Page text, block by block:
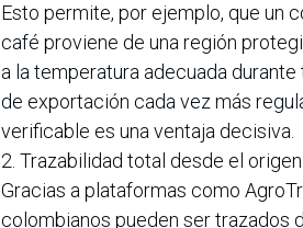
Esto permite, por ejemplo, que un
café proviene de una región
a la temperatura adecuada
de exportación cada vez más
verificable es una ventaja decisiva.
2. Trazabilidad total desde el origen
Gracias a plataformas como
colombianos pueden ser trazados